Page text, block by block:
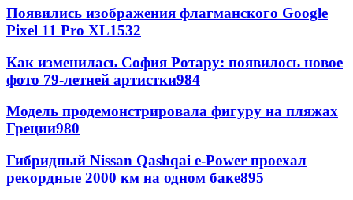
Появились изображения флагманского Google
Pixel 11 Pro XL1532
Как изменилась София Ротару: появилось новое
фото 79-летней артистки984
Модель продемонстрировала фигуру на пляжах
Греции980
Гибридный Nissan Qashqai e-Power проехал
рекордные 2000 км на одном баке895